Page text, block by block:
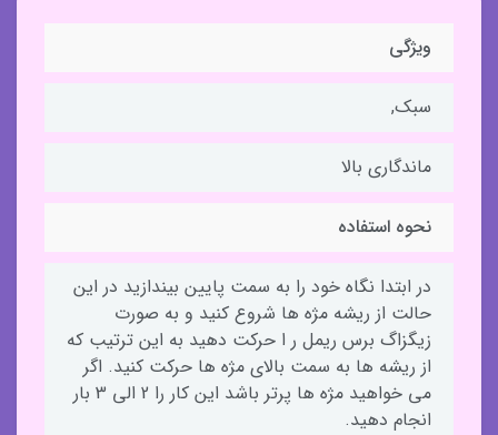
ویژگی
سبک,
ماندگاری بالا
نحوه استفاده
در ابتدا نگاه خود را به سمت پایین بیندازید در این
حالت از ریشه مژه ها شروع کنید و به صورت
زیگزاگ برس ریمل ر ا حرکت دهید به این ترتیب که
از ریشه ها به سمت بالای مژه ها حرکت کنید. اگر
می خواهید مژه ها پرتر باشد این کار را 2 الی 3 بار
انجام دهید.